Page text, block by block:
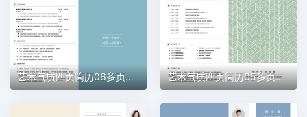
艺术气质四页简历06多页简历word模板 艺术气质四页简历05多页简历word模板